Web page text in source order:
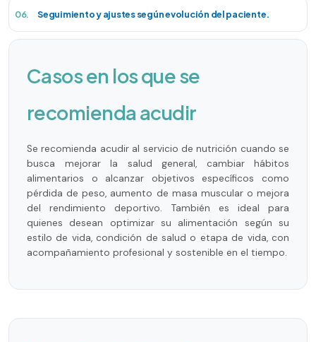
06. Seguimiento y ajustes según evolución del paciente.
Casos en los que se
recomienda acudir
Se recomienda acudir al servicio de nutrición cuando se
busca mejorar la salud general, cambiar hábitos
alimentarios o alcanzar objetivos específicos como
pérdida de peso, aumento de masa muscular o mejora
del rendimiento deportivo. También es ideal para
quienes desean optimizar su alimentación según su
estilo de vida, condición de salud o etapa de vida, con
acompañamiento profesional y sostenible en el tiempo.